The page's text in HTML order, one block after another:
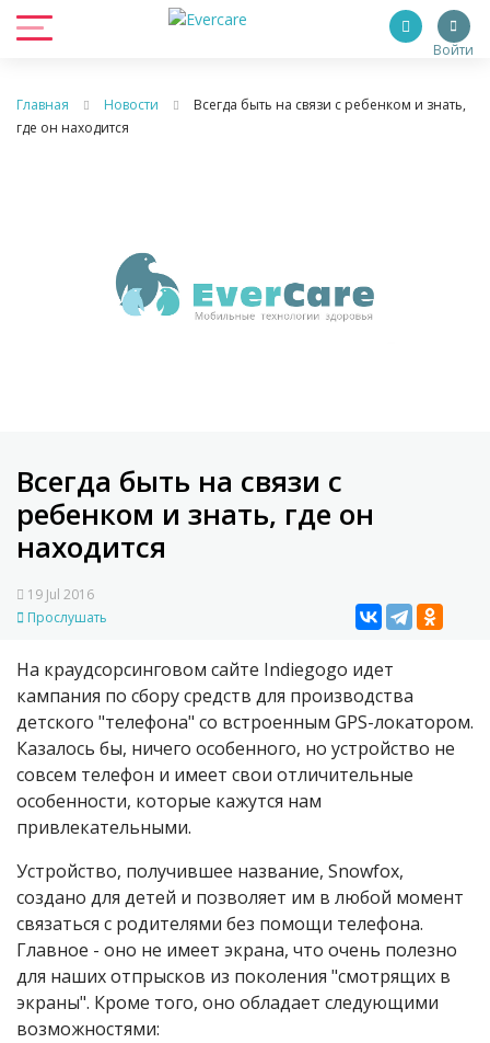
Войти
Главная Новости
Всегда быть на связи с ребенком и знать,
где он находится
Всегда быть на связи с
ребенком и знать, где он
находится
19 Jul 2016
Прослушать
На краудсорсинговом сайте Indiegogo идет
кампания по сбору средств для производства
детского "телефона" со встроенным GPS-локатором.
Казалось бы, ничего особенного, но устройство не
совсем телефон и имеет свои отличительные
особенности, которые кажутся нам
привлекательными.
Устройство, получившее название, Snowfox,
создано для детей и позволяет им в любой момент
связаться с родителями без помощи телефона.
Главное - оно не имеет экрана, что очень полезно
для наших отпрысков из поколения "смотрящих в
экраны". Кроме того, оно обладает следующими
возможностями: